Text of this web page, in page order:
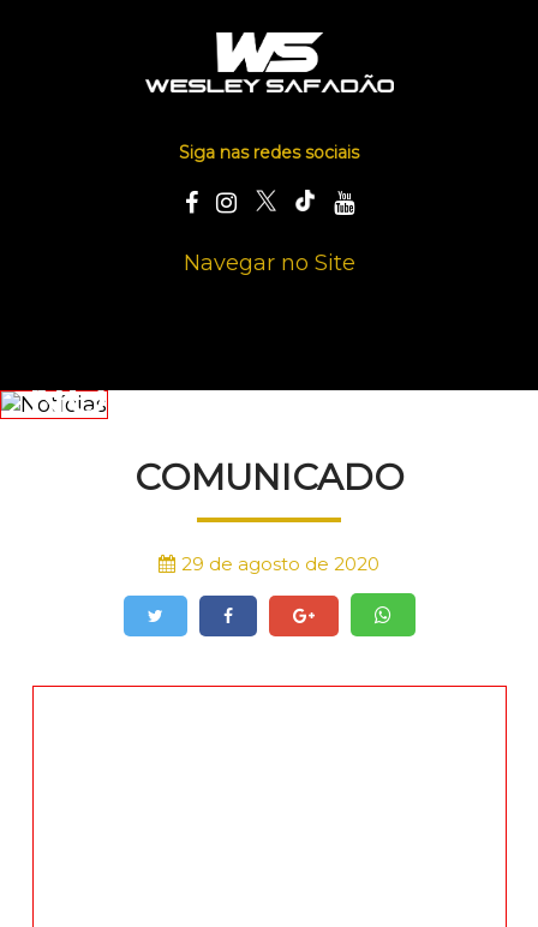
Siga nas redes sociais
Navegar no Site
NOTÍCIAS
COMUNICADO
29 de agosto de 2020